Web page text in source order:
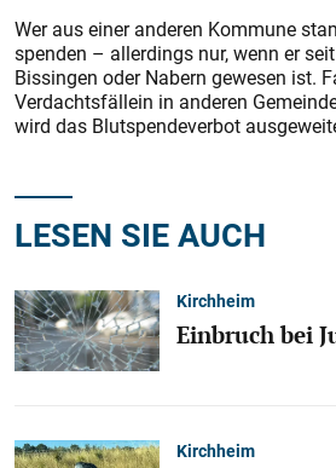
Wer aus einer anderen Kommune
spenden – allerdings nur, wenn er
Bissingen oder Nabern gewesen ist.
Verdachtsfällein in anderen
wird das Blutspendeverbot
LESEN SIE AUCH
Kirchheim
Einbruch bei
Kirchheim